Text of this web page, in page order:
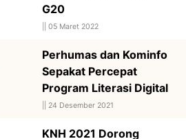
G20
05 Maret 2022
Perhumas dan Kominfo
Sepakat Percepat
Program Literasi Digital
24 Desember 2021
KNH 2021 Dorong